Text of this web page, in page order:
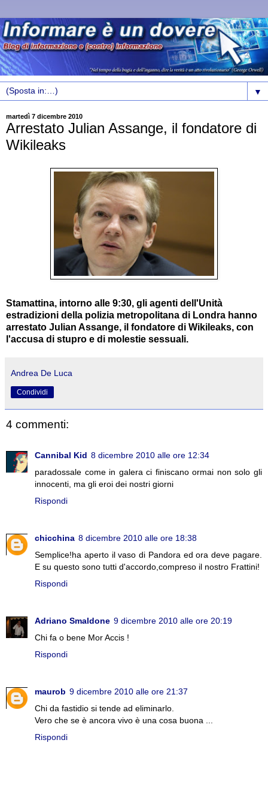
▼
martedì 7 dicembre 2010
Arrestato Julian Assange, il fondatore di
Wikileaks
Stamattina, intorno alle 9:30, gli agenti dell'Unità
estradizioni della polizia metropolitana di Londra hanno
arrestato Julian Assange, il fondatore di Wikileaks, con
l'accusa di stupro e di molestie sessuali.
Andrea De Luca
Condividi
4 commenti:
Cannibal Kid 8 dicembre 2010 alle ore 12:34
paradossale come in galera ci finiscano ormai non solo gli
innocenti, ma gli eroi dei nostri giorni
Rispondi
chicchina 8 dicembre 2010 alle ore 18:38
Semplice!ha aperto il vaso di Pandora ed ora deve pagare.
E su questo sono tutti d'accordo,compreso il nostro Frattini!
Rispondi
Adriano Smaldone 9 dicembre 2010 alle ore 20:19
Chi fa o bene Mor Accis !
Rispondi
maurob 9 dicembre 2010 alle ore 21:37
Chi da fastidio si tende ad eliminarlo.
Vero che se è ancora vivo è una cosa buona ...
Rispondi